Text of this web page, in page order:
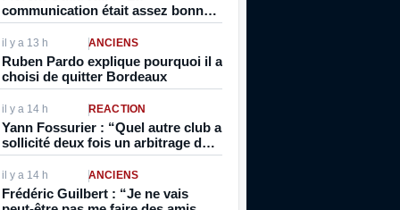
communication était assez bonne
de la part des Présidents de clubs”
il y a 13 h ANCIENS
Ruben Pardo explique pourquoi il a
choisi de quitter Bordeaux
il y a 14 h RÉACTION
Yann Fossurier : “Quel autre club a
sollicité deux fois un arbitrage du
CNOSF après rejet de l’appel à la
DNCG en si peu de temps ?”
il y a 14 h ANCIENS
Frédéric Guilbert : “Je ne vais